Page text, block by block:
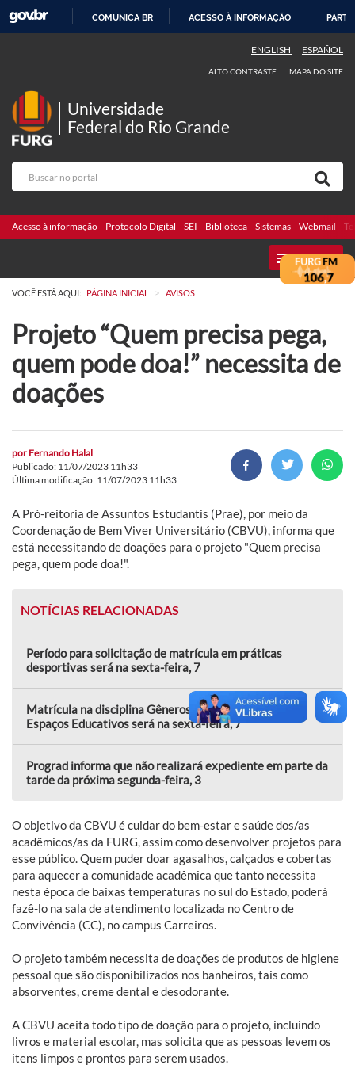
COMUNICA BR ACESSO À INFORMAÇÃO
ENGLISH ESPAÑOL
ALTO CONTRASTE MAPA DO SITE
Universidade
Federal do Rio Grande
Acesso à informação Protocolo Digital SEI Biblioteca Sistemas Webmail
MENU
VOCÊ ESTÁ AQUI: PÁGINA INICIAL > AVISOS
Projeto “Quem precisa pega,
quem pode doa!” necessita de
doações
por Fernando Halal
Publicado: 11/07/2023 11h33
Última modificação: 11/07/2023 11h33
A Pró-reitoria de Assuntos Estudantis (Prae), por meio da
Coordenação de Bem Viver Universitário (CBVU), informa que
está necessitando de doações para o projeto "Quem precisa
pega, quem pode doa!".
NOTÍCIAS RELACIONADAS
Período para solicitação de matrícula em práticas
desportivas será na sexta-feira, 7
Matrícula na disciplina Gêneros e Sexualidades nos
Espaços Educativos será na sexta-feira, 7
Prograd informa que não realizará expediente em parte da
tarde da próxima segunda-feira, 3
O objetivo da CBVU é cuidar do bem-estar e saúde dos/as
acadêmicos/as da FURG, assim como desenvolver projetos para
esse público. Quem puder doar agasalhos, calçados e cobertas
para aquecer a comunidade acadêmica que tanto necessita
nesta época de baixas temperaturas no sul do Estado, poderá
fazê-lo na sala de atendimento localizada no Centro de
Convivência (CC), no campus Carreiros.
O projeto também necessita de doações de produtos de higiene
pessoal que são disponibilizados nos banheiros, tais como
absorventes, creme dental e desodorante.
A CBVU aceita todo tipo de doação para o projeto, incluindo
livros e material escolar, mas solicita que as pessoas levem os
itens limpos e prontos para serem usados.